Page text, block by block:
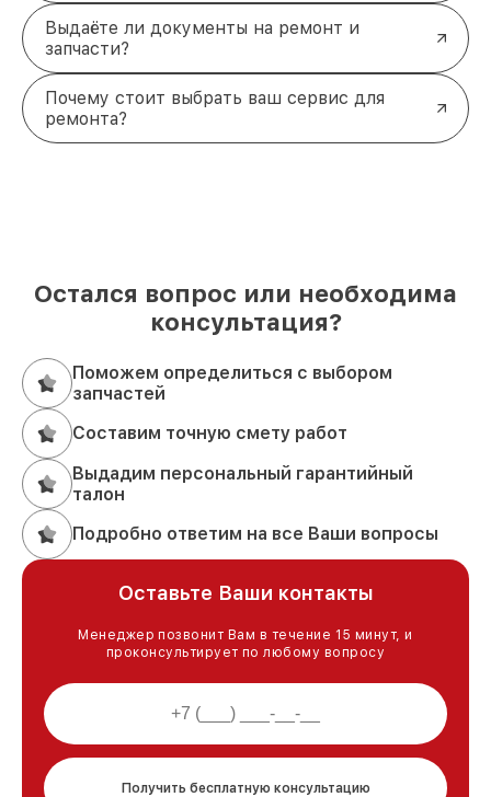
Выдаёте ли документы на ремонт и
запчасти?
Почему стоит выбрать ваш сервис для
ремонта?
Остался вопрос или необходима
консультация?
Поможем определиться с выбором
запчастей
Составим точную смету работ
Выдадим персональный гарантийный
талон
Подробно ответим на все Ваши вопросы
Оставьте Ваши контакты
Менеджер позвонит Вам в течение 15 минут, и
проконсультирует по любому вопросу
Получить бесплатную консультацию